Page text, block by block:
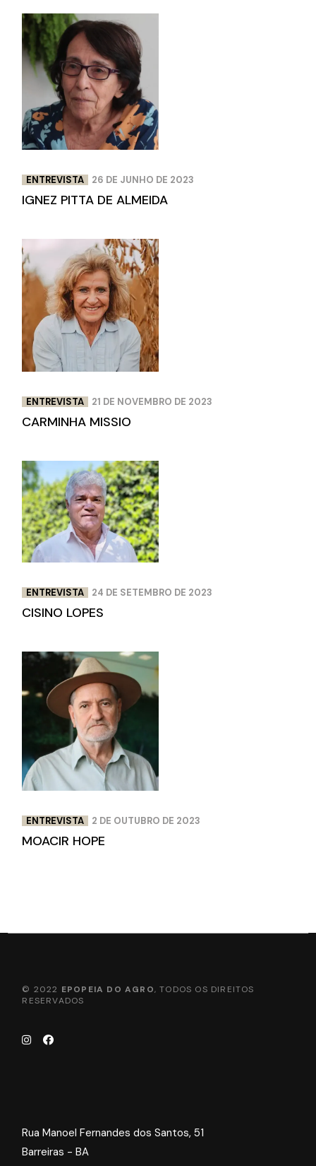
ENTREVISTA 26 DE JUNHO DE 2023
IGNEZ PITTA DE ALMEIDA
ENTREVISTA 21 DE NOVEMBRO DE 2023
CARMINHA MISSIO
ENTREVISTA 24 DE SETEMBRO DE 2023
CISINO LOPES
ENTREVISTA 2 DE OUTUBRO DE 2023
MOACIR HOPE
© 2022 EPOPEIA DO AGRO, TODOS OS DIREITOS
RESERVADOS
Rua Manoel Fernandes dos Santos, 51
Barreiras - BA